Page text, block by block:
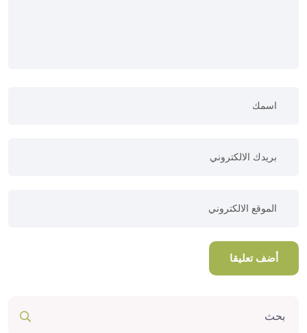
أضف تعليقا